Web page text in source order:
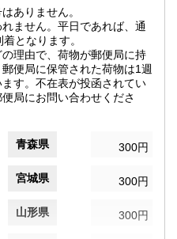
ありません。
ません。平日であれば、通
となります。
理由で、荷物が郵便局に持
便局に保管された荷物は1週
す。不在表が投函されてい
局にお問い合わせくださ
青森県 300円
宮城県 300円
山形県 300円